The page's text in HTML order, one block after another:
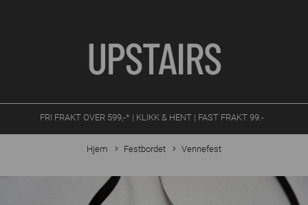
FRI FRAKT OVER 599,-* | KLIKK & HENT | FAST FRAKT 99.-
Hjem Festbordet Vennefest